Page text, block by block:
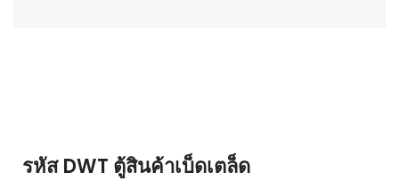
รหัส DWT ตู้สินค้าเบ็ดเตล็ด